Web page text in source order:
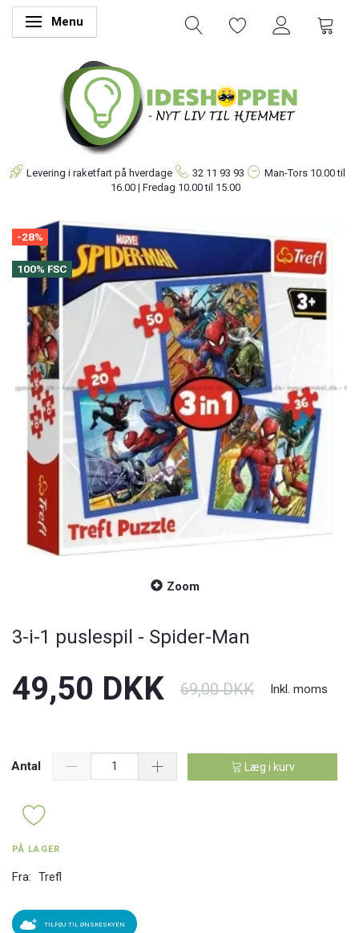
Skifte navigation
Menu
Levering i raketfart på hverdage 32 11 93 93 Man-Tors 10.00 til
16.00 | Fredag 10.00 til 15.00
-28%
100% FSC
Zoom
3-i-1 puslespil - Spider-Man
49,50 DKK 69,00 DKK Inkl. moms
Antal Læg i kurv
PÅ LAGER
Fra: Trefl
TILFØJ TIL ØNSKESKYEN